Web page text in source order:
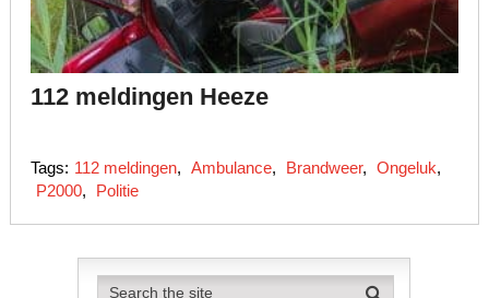
112 meldingen Heeze
Tags: 112 meldingen, Ambulance, Brandweer, Ongeluk,
P2000, Politie